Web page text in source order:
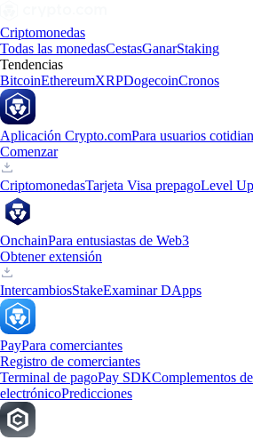
Criptomonedas
Todas las monedasCestasGanarStaking
Tendencias
BitcoinEthereumXRPDogecoinCronos
Aplicación Crypto.comPara usuarios
Comenzar
CriptomonedasTarjeta Visa prepagoLevel Up
OnchainPara entusiastas de Web3
Obtener extensión
IntercambiosStakeExaminar DApps
PayPara comerciantes
Registro de comerciantes
Terminal de pagoPay SDKComplementos
electrónicoPredicciones